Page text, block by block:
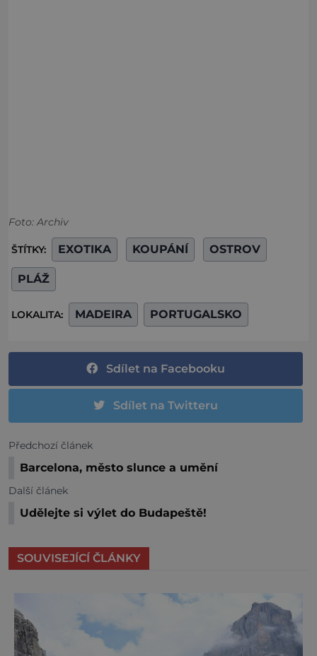
Foto: Archiv
ŠTÍTKY: EXOTIKA KOUPÁNÍ OSTROV
PLÁŽ
LOKALITA: MADEIRA PORTUGALSKO
Sdílet na Facebooku
Sdílet na Twitteru
Předchozí článek
Barcelona, město slunce a umění
Další článek
Udělejte si výlet do Budapeště!
SOUVISEJÍCÍ ČLÁNKY